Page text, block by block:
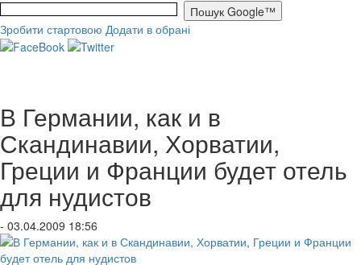
Зробити стартовою Додати в обрані
В Германии, как и в
Скандинавии, Хорватии,
Греции и Франции будет отель
для нудистов
- 03.04.2009 18:56